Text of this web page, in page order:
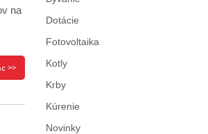
na
>>
Dotácie
Fotovoltaika
Kotly
Krby
Kúrenie
Novinky